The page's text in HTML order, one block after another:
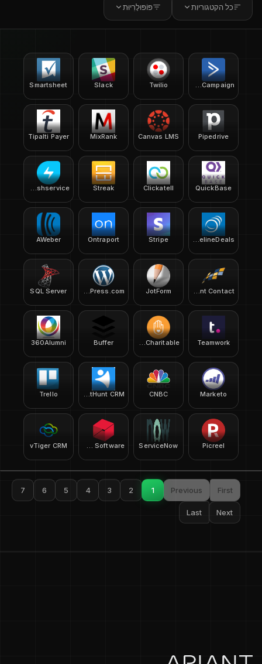
כל הקטגוריות פּוֹפּוּלָרִיוּת
ActiveCampaign
Twilio
Slack
Smartsheet
Pipedrive
Canvas LMS
MixRank
Tipalti Payer
QuickBase
Clickatell
Streak
Stripe
Ontraport
AWeber
JotForm
SQL Server
Teamwork
Buffer
360Alumni
Marketo
CNBC
Trello
Picreel
ServiceNow
vTiger CRM
First
Previous
1
2
3
4
5
6
7
Next
Last